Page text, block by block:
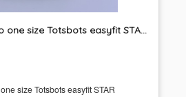
BLEIEPAKKE 4pk aio one size Totsbots easyfit STAR tøybleie
size Totsbots easyfit STAR